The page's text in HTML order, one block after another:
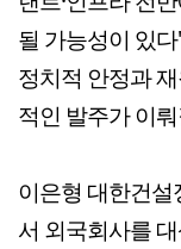
될 가능성이 있
정치적 안정과
적인 발주가 이
이은형 대한건설
서 외국회사를